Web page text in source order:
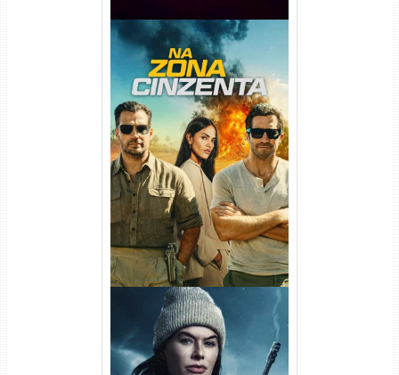
Na Zona Cinzenta Torrent
(2026) WEB-DL 1080p/4K
Dual Áudio